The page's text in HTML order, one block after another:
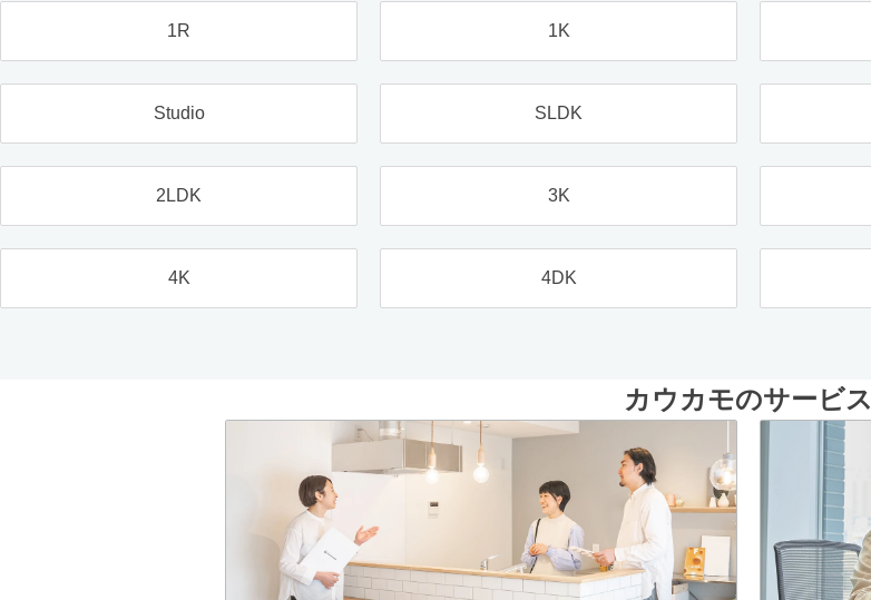
1R 1K
Studio SLDK
2LDK 3K
4K 4DK
カウカモのサービス